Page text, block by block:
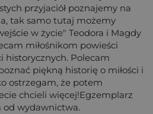
przyjaciół poznajemy na
tak samo tutaj możemy
w życie" Teodora i Magdy
miłośnikom powieści
historycznych. Polecam
piękną historię o miłości i
ostrzegam, że potem
chcieli więcej!Egzemplarz
od wydawnictwa.